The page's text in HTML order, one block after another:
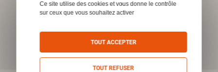
*Champs obligatoires
Ce site utilise des cookies et vous donne le contrôle
sur ceux que vous souhaitez activer
TOUT ACCEPTER
TOUT REFUSER